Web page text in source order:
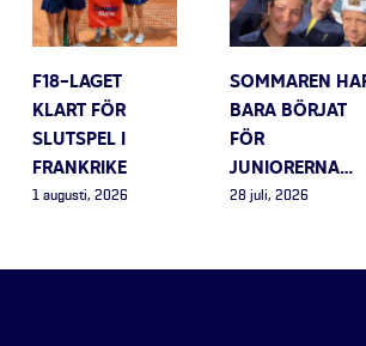
F18-LAGET
KLART FÖR
SLUTSPEL I
FRANKRIKE
1 augusti, 2026
SOMMAREN
BARA BÖRJAT
FÖR
JUNIORERNA…
28 juli, 2026